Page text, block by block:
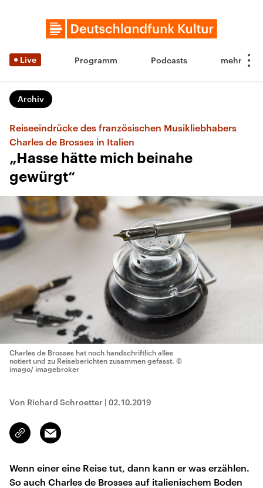
Live Programm Podcasts
Archiv
Reiseeindrücke des französischen Musikliebhabers
Charles de Brosses in Italien
„Hasse hätte mich beinahe
gewürgt“
Charles de Brosses hat noch handschriftlich alles
notiert und zu Reiseberichten zusammen gefasst. ©
imago/ imagebroker
Von Richard Schroetter | 02.10.2019
Link
kopieren/teilen
Email
Wenn einer eine Reise tut, dann kann er was erzählen.
So auch Charles de Brosses auf italienischem Boden